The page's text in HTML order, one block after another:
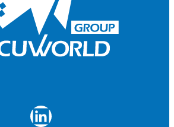
LinkedIn